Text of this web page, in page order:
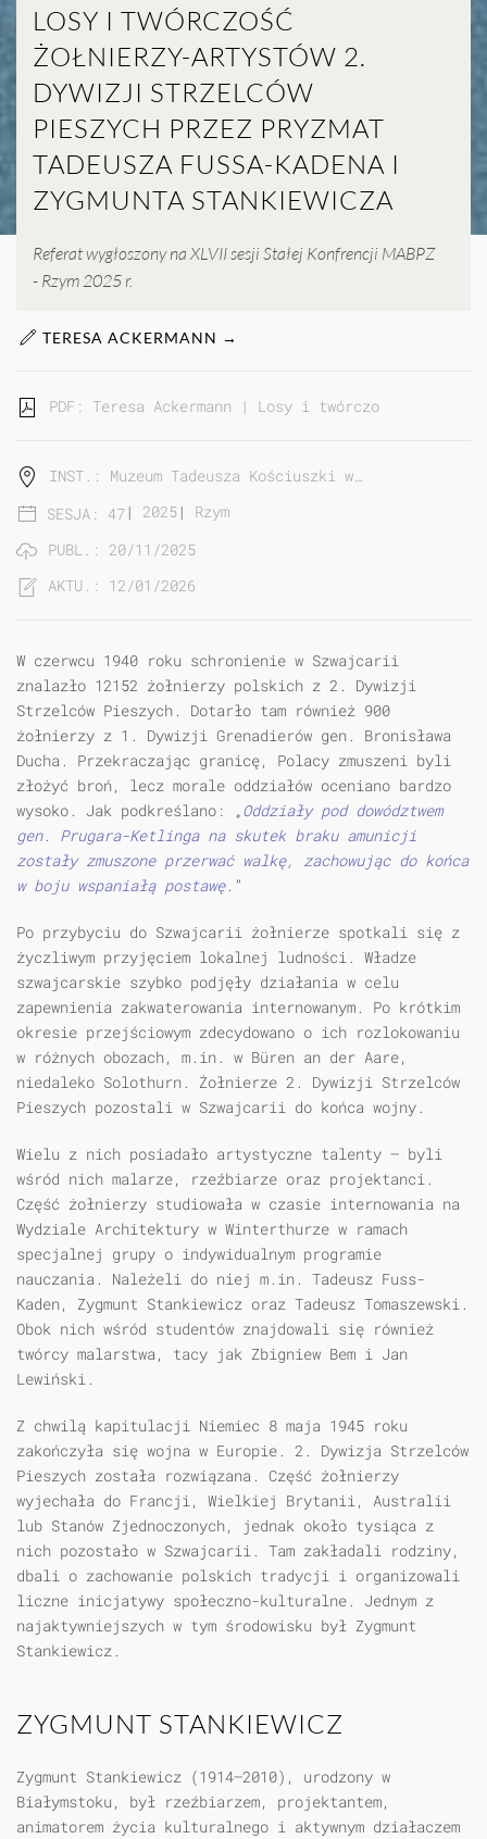
LOSY I TWÓRCZOŚĆ
ŻOŁNIERZY-ARTYSTÓW 2.
DYWIZJI STRZELCÓW
PIESZYCH PRZEZ PRYZMAT
TADEUSZA FUSSA-KADENA I
ZYGMUNTA STANKIEWICZA
Referat wygłoszony na XLVII sesji Stałej Konfrencji MABPZ
- Rzym 2025 r.
W czerwcu 1940 roku schronienie w Szwajcarii
znalazło 12152 żołnierzy polskich z 2. Dywizji
Strzelców Pieszych. Dotarło tam również 900
żołnierzy z 1. Dywizji Grenadierów gen. Bronisława
Ducha. Przekraczając granicę, Polacy zmuszeni byli
złożyć broń, lecz morale oddziałów oceniano bardzo
wysoko. Jak podkreślano: „Oddziały pod dowództwem
gen. Prugara-Ketlinga na skutek braku amunicji
zostały zmuszone przerwać walkę, zachowując do końca
w boju wspaniałą postawę.”
Po przybyciu do Szwajcarii żołnierze spotkali się z
życzliwym przyjęciem lokalnej ludności. Władze
szwajcarskie szybko podjęły działania w celu
zapewnienia zakwaterowania internowanym. Po krótkim
okresie przejściowym zdecydowano o ich rozlokowaniu
w różnych obozach, m.in. w Büren an der Aare,
niedaleko Solothurn. Żołnierze 2. Dywizji Strzelców
Pieszych pozostali w Szwajcarii do końca wojny.
Wielu z nich posiadało artystyczne talenty — byli
wśród nich malarze, rzeźbiarze oraz projektanci.
Część żołnierzy studiowała w czasie internowania na
Wydziale Architektury w Winterthurze w ramach
specjalnej grupy o indywidualnym programie
nauczania. Należeli do niej m.in. Tadeusz Fuss-
Kaden, Zygmunt Stankiewicz oraz Tadeusz Tomaszewski.
Obok nich wśród studentów znajdowali się również
twórcy malarstwa, tacy jak Zbigniew Bem i Jan
Lewiński.
Z chwilą kapitulacji Niemiec 8 maja 1945 roku
zakończyła się wojna w Europie. 2. Dywizja Strzelców
Pieszych została rozwiązana. Część żołnierzy
wyjechała do Francji, Wielkiej Brytanii, Australii
lub Stanów Zjednoczonych, jednak około tysiąca z
nich pozostało w Szwajcarii. Tam zakładali rodziny,
dbali o zachowanie polskich tradycji i organizowali
liczne inicjatywy społeczno-kulturalne. Jednym z
najaktywniejszych w tym środowisku był Zygmunt
Stankiewicz.
ZYGMUNT STANKIEWICZ
Zygmunt Stankiewicz (1914–2010), urodzony w
Białymstoku, był rzeźbiarzem, projektantem,
animatorem życia kulturalnego i aktywnym działaczem
TERESA ACKERMANN →
PDF: Teresa Ackermann | Losy i twórczość
INST.: Muzeum Tadeusza Kościuszki w…
SESJA: 47| 2025| Rzym
PUBL.: 20/11/2025
AKTU.: 12/01/2026